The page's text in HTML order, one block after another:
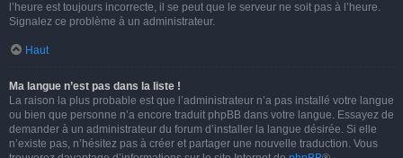
l’heure est toujours incorrecte, il se peut que le serveur ne soit pas à l’heure.
Signalez ce problème à un administrateur.
Haut
Ma langue n’est pas dans la liste !
La raison la plus probable est que l’administrateur n’a pas installé votre langue
ou bien que personne n’a encore traduit phpBB dans votre langue. Essayez de
demander à un administrateur du forum d’installer la langue désirée. Si elle
n’existe pas, n’hésitez pas à créer et partager une nouvelle traduction. Vous